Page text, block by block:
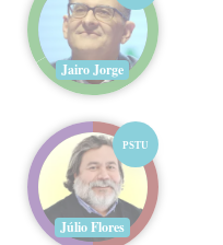
Jairo Jorge
PSTU
Júlio Flores